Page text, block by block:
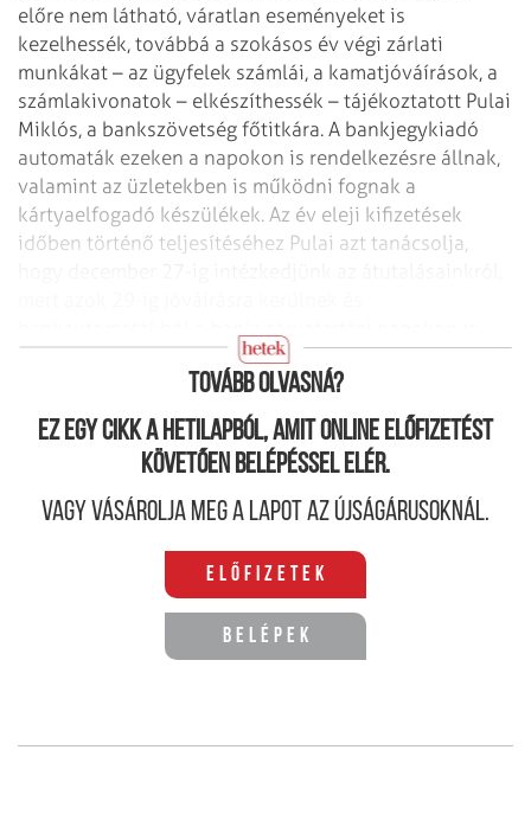
előre nem látható, váratlan eseményeket is
kezelhessék, továbbá a szokásos év végi zárlati
munkákat – az ügyfelek számlái, a kamatjóváírások, a
számlakivonatok – elkészíthessék – tájékoztatott Pulai
Miklós, a bankszövetség főtitkára. A bankjegykiadó
automaták ezeken a napokon is rendelkezésre állnak,
valamint az üzletekben is működni fognak a
kártyaelfogadó készülékek. Az év eleji kifizetések
időben történő teljesítéséhez Pulai azt tanácsolja,
felvehetők lesznek.
Tovább olvasná?
Ez egy cikk a hetilapból, amit online előfizetést
követően belépéssel elér.
Vagy vásárolja meg a lapot az újságárusoknál.
Előfizetek
Belépek